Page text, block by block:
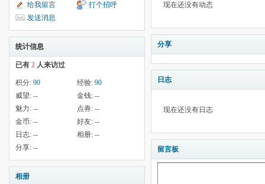
给我留言
打个招呼
发送消息
统计信息
已有 2 人来访过
积分: 90 经验: 90
威望: -- 金钱: --
魅力: -- 点券: --
金币: -- 好友: --
日志: -- 相册: --
分享: --
相册
现在还没有动态
分享
日志
现在还没有日志
留言板